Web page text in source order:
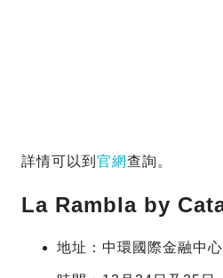
詳情可以到 官網查詢。
La Rambla by
地址：中環國際金融中